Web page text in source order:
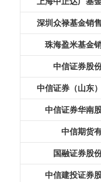
深圳众禄基金销
珠海盈米基金
中信证券股
中信证券（山东
中信证券华南
中信期货
国融证券股
中信建投证券